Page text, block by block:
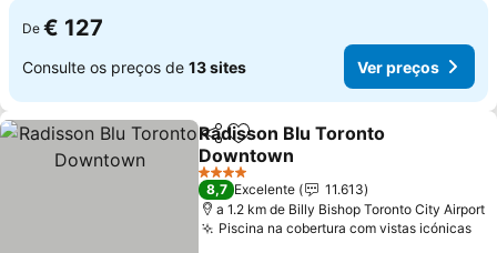
De € 127
Consulte os preços de 13 sites Ver preços
PartilharAdicionar aos favoritos
Radisson Blu Toronto
Downtown
Ver preços
4 Estrelas
8,7 Excelente
11.613
a 1.2 km de Billy Bishop Toronto City Airport
Piscina na cobertura com vistas icónicas